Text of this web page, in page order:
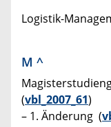
Logistik-
M ^
(vbl_2007_61)
– 1. Änderung (